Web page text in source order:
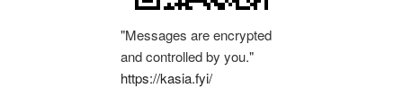
"Messages are encrypted
and controlled by you."
https://kasia.fyi/